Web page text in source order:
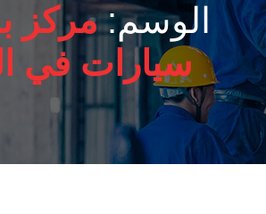
الوسم:مركز
سيارات في